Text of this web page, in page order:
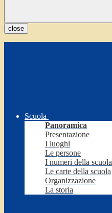
close
Scuola
Panoramica
Presentazione
I luoghi
Le persone
I numeri della scuola
Le carte della scuola
Organizzazione
La storia